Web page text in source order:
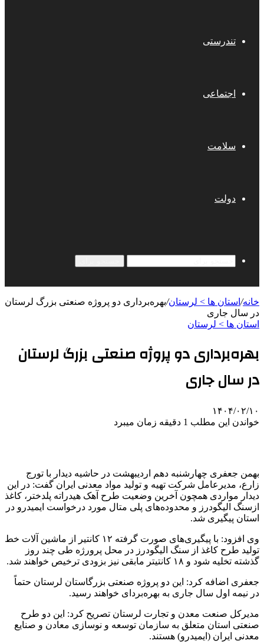
تندرستی
اجتماعی
سلامت
دولت
خانه/ استان ها > لرستان/بهره‌برداری دو پروژه صنعتی بزرگ لرستان
در سال جاری
استان ها > لرستان
بهره‌برداری دو پروژه صنعتی بزرگ لرستان
در سال جاری
۱۴۰۴/۰۲/۱۰
خواندن این مطلب 1 دقیقه زمان میبرد
بهمن جعفری چهارشنبه دهم اردیبهشت در حاشیه دیدار با تورج
زارع، مدیرعامل شرکت تهیه و تولید مواد معدنی ایران گفت: در این
دیدار مواردی همچون آخرین وضعیت طرح آهک هیدراته پلدختر، کاغذ
ازسنگ الیگودرز و محدوده‌های پلی متال مورد درخواست ایمیدرو در
استان پیگیری شد.
وی افزود: با پیگیری‌های صورت گرفته ۱۲ کانتیر از ماشین آلات خط
تولید طرح کاغذ از سنگ الیگودرز در محل پرورژه طی چند روز
گذشته تخلیه شود و ۱۸ کانتیتر مابقی نیز بزودی ترخیص خواهند شد.
جعفری اضافه کرد: این دو پروژه صنعتی بزرگاستان لرستان حتماً
در نیمه اول سال جاری به بهره‌بردای خواهند رسید.
مدیرکل صنعت معدن و تجارت لرستان تصریح کرد: این دو طرح
صنعتی استان متعلق به سازمان توسعه و نوسازی معادن و صنایع
معدنی ایران (ایمیدرو) هستند.